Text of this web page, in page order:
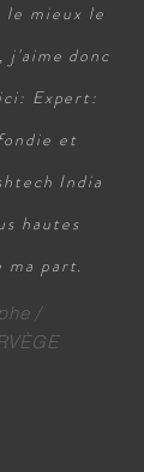
mieux le
j'aime donc
Expert:
et
India
hautes
ma part.
/